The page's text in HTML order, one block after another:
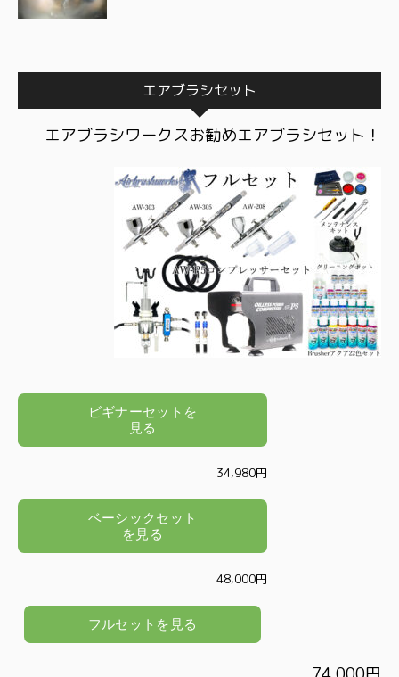
エアブラシセット
エアブラシワークスお勧めエアブラシセット！
34,980円
48,000円